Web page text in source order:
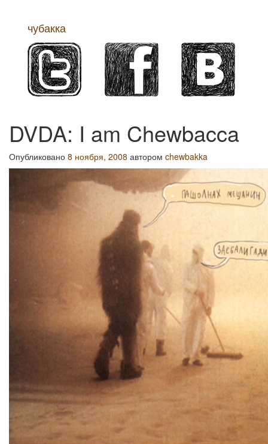
чубакка
DVDA: I am Chewbacca
Опубликовано 8 ноября, 2008 автором chewbakka